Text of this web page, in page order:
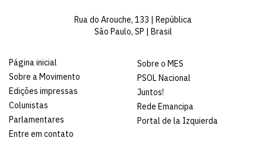
Rua do Arouche, 133 | República
São Paulo, SP | Brasil
Página inicial
Sobre a Movimento
Edições impressas
Colunistas
Parlamentares
Entre em contato
Sobre o MES
PSOL Nacional
Juntos!
Rede Emancipa
Portal de la Izquierda